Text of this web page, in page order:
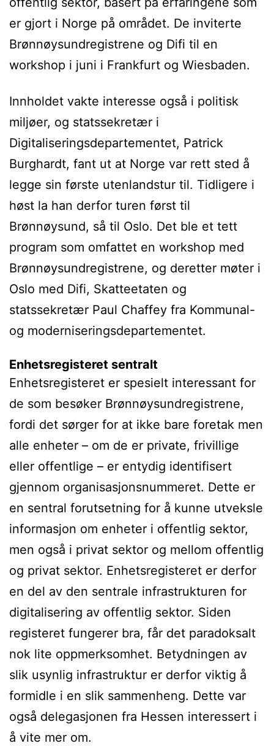
er gjort i Norge på området. De inviterte
Brønnøysundregistrene og Difi til en
workshop i juni i Frankfurt og Wiesbaden.
Innholdet vakte interesse også i politisk
miljøer, og statssekretær i
Digitaliseringsdepartementet, Patrick
Burghardt, fant ut at Norge var rett sted å
legge sin første utenlandstur til. Tidligere i
høst la han derfor turen først til
Brønnøysund, så til Oslo. Det ble et tett
program som omfattet en workshop med
Brønnøysundregistrene, og deretter møter i
Oslo med Difi, Skatteetaten og
statssekretær Paul Chaffey fra Kommunal-
og moderniseringsdepartementet.
Enhetsregisteret sentralt
Enhetsregisteret er spesielt interessant for
de som besøker Brønnøysundregistrene,
fordi det sørger for at ikke bare foretak men
alle enheter – om de er private, frivillige
eller offentlige – er entydig identifisert
gjennom organisasjonsnummeret. Dette er
en sentral forutsetning for å kunne utveksle
informasjon om enheter i offentlig sektor,
men også i privat sektor og mellom offentlig
og privat sektor. Enhetsregisteret er derfor
en del av den sentrale infrastrukturen for
digitalisering av offentlig sektor. Siden
registeret fungerer bra, får det paradoksalt
nok lite oppmerksomhet. Betydningen av
slik usynlig infrastruktur er derfor viktig å
formidle i en slik sammenheng. Dette var
også delegasjonen fra Hessen interessert i
å vite mer om.